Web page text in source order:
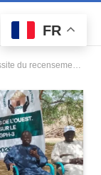
dans le Dangléat Ouest
FR